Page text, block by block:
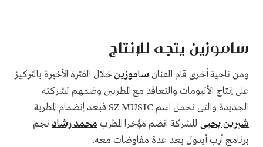
ساموزين يتجه للإنتاج
ومن ناحية أخرى قام الفنانساموزينخلال الفترة الأخيرة بالتركيز
على إنتاج الألبومات والتعاقد مع المطربين وضمهم لشركته
الجديدة والتى تحمل اسمSZ MUSICفبعد إنضمام المطربة
شيرين يحيىللشركة انضم مؤخرا المطربمحمد رشادنجم
برنامج أرب أيدول بعد عدة مفاوضات معه.